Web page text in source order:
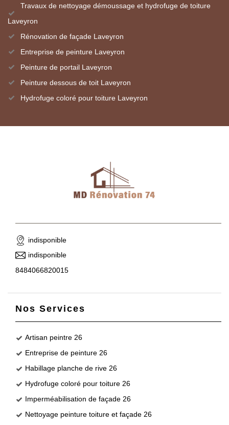
Travaux de nettoyage démoussage et hydrofuge de toiture
Laveyron
Rénovation de façade Laveyron
Entreprise de peinture Laveyron
Peinture de portail Laveyron
Peinture dessous de toit Laveyron
Hydrofuge coloré pour toiture Laveyron
indisponible
indisponible
8484066820015
Nos Services
Artisan peintre 26
Entreprise de peinture 26
Habillage planche de rive 26
Hydrofuge coloré pour toiture 26
Imperméabilisation de façade 26
Nettoyage peinture toiture et façade 26